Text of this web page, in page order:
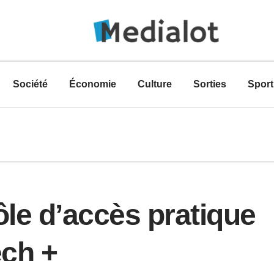
Société Économie Culture Sorties Sport
d’accès pratique
+